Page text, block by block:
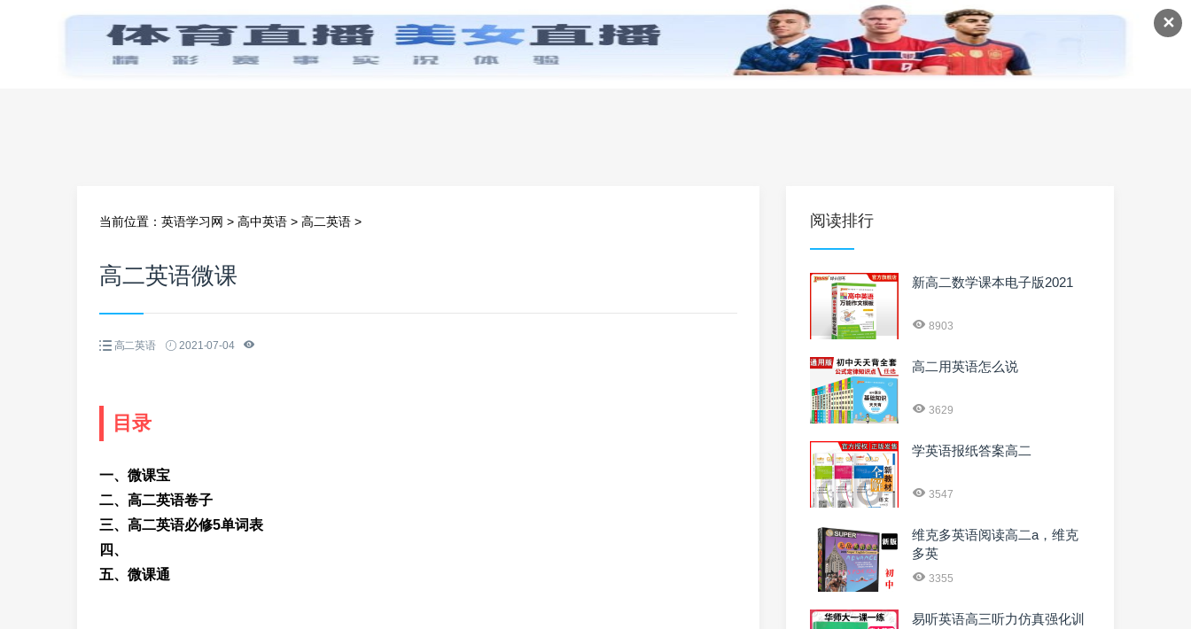
✕
首页 零基础学英语 小学英语 初中英语 高中英语 英语课程 英语资料
当前位置： 英语学习网 > 高中英语 > 高二英语 >
高二英语微课
高二英语 2021-07-04
目录
一、微课宝
二、高二英语卷子
三、高二英语必修5单词表
四、
五、微课通
阅读排行
新高二数学课本电子版2021
8903
高二用英语怎么说
3629
学英语报纸答案高二
3547
维克多英语阅读高二a，维克
多英
3355
易听英语高三听力仿真强化训